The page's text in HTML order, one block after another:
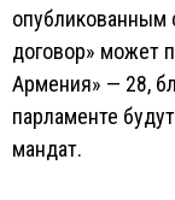
опубликованным
договор» может
Армения» — 28,
парламенте
мандат.